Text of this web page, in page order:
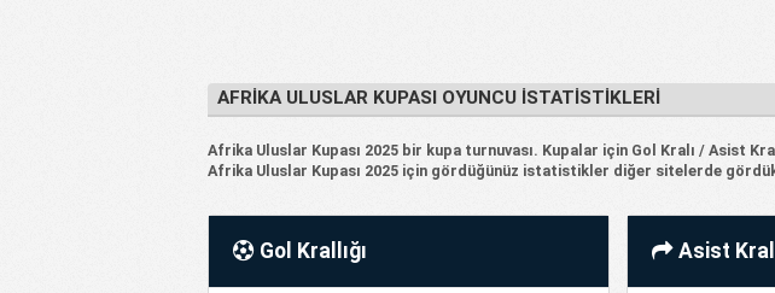
AFRIKA ULUSLAR KUPASI OYUNCU İSTATISTIKLERI
Afrika Uluslar Kupası 2025 bir kupa turnuvası. Kupalar için Gol Kralı / Asist
Afrika Uluslar Kupası 2025 için gördüğünüz istatistikler diğer sitelerde
Gol Krallığı Asist